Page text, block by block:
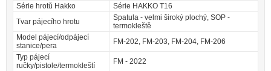
Série hrotů Hakko
Série HAKKO T16
Tvar pájecího hrotu
Spatula - velmi široký plochý, SOP -
termokleště
Model pájecí/odpájecí
stanice/pera
FM-202, FM-203, FM-204, FM-206
Typ pájecí
ručky/pistole/termokleští
FM - 2022